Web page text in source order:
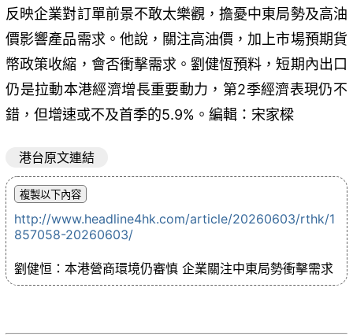
反映企業對訂單前景不敢太樂觀，擔憂中東局勢及高油
價影響產品需求。他說，關注高油價，加上市場預期貨
幣政策收縮，會否衝擊需求。劉健恆預料，短期內出口
仍是拉動本港經濟增長重要動力，第2季經濟表現仍不
錯，但增速或不及首季的5.9%。編輯：宋家樑
港台原文連結
http://www.headline4hk.com/article/20260603/rthk/1
857058-20260603/
劉健恒：本港營商環境仍審慎 企業關注中東局勢衝擊需求